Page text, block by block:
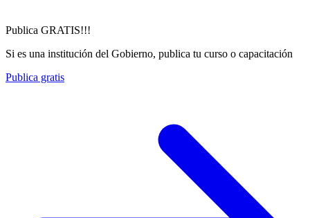
Publica GRATIS!!!
Si es una institución del Gobierno, publica tu curso o capacitación
Publica gratis